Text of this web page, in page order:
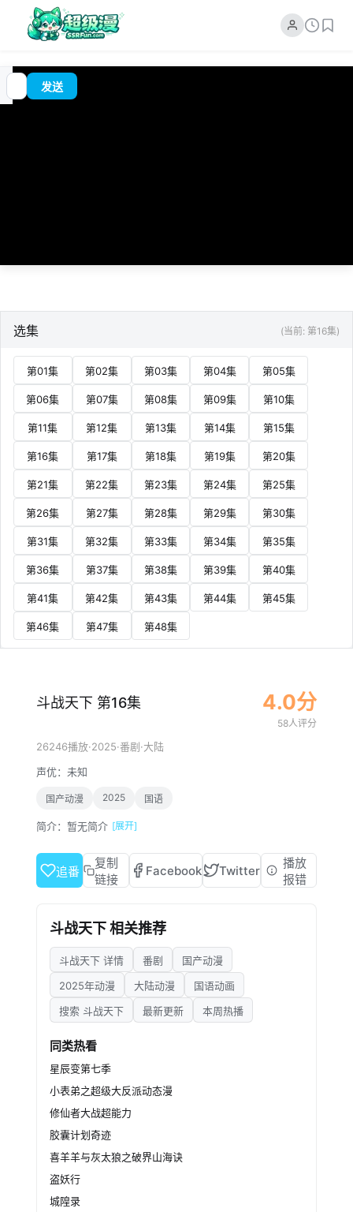
00:00 ?
发送
选集 (当前: 第16集)
第01集 第02集 第03集 第04集 第05集
第06集 第07集 第08集 第09集 第10集
第11集 第12集 第13集 第14集 第15集
第16集 第17集 第18集 第19集 第20集
第21集 第22集 第23集 第24集 第25集
第26集 第27集 第28集 第29集 第30集
第31集 第32集 第33集 第34集 第35集
第36集 第37集 第38集 第39集 第40集
第41集 第42集 第43集 第44集 第45集
第46集 第47集 第48集
斗战天下 第16集 4.0分
58人评分
26246播放·2025·番剧·大陆
声优： 未知
国产动漫 2025 国语
简介： 暂无简介 [展开]
追番
复制
链接
Facebook Twitter
播放
报错
斗战天下 相关推荐
斗战天下 详情 番剧
国产动漫
2025年动漫
大陆动漫
国语动画
搜索 斗战天下
最新更新 本周热播
同类热看
星辰变第七季
小表弟之超级大反派动态漫
修仙者大战超能力
胶囊计划奇迹
喜羊羊与灰太狼之破界山海诀
盗妖行
城隍录